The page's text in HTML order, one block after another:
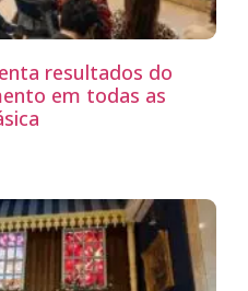
resultados do
em todas as